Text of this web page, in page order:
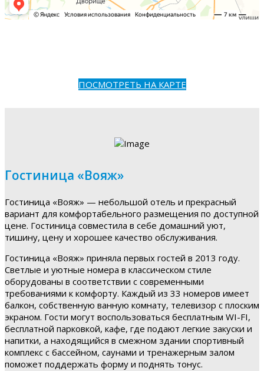
ПОСМОТРЕТЬ НА КАРТЕ
Гостиница «Вояж»
Гостиница «Вояж» — небольшой отель и прекрасный
вариант для комфортабельного размещения по доступной
цене. Гостиница совместила в себе домашний уют,
тишину, цену и хорошее качество обслуживания.
Гостиница «Вояж» приняла первых гостей в 2013 году.
Светлые и уютные номера в классическом стиле
оборудованы в соответствии с современными
требованиями к комфорту. Каждый из 33 номеров имеет
балкон, собственную ванную комнату, телевизор с плоским
экраном. Гости могут воспользоваться бесплатным WI-FI,
бесплатной парковкой, кафе, где подают легкие закуски и
напитки, а находящийся в смежном здании спортивный
комплекс с бассейном, саунами и тренажерным залом
поможет поддержать форму и поднять тонус.